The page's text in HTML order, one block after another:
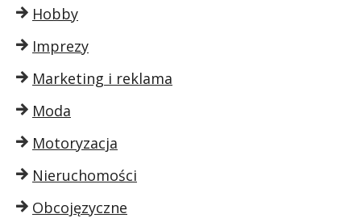
Hobby
Imprezy
Marketing i reklama
Moda
Motoryzacja
Nieruchomości
Obcojęzyczne